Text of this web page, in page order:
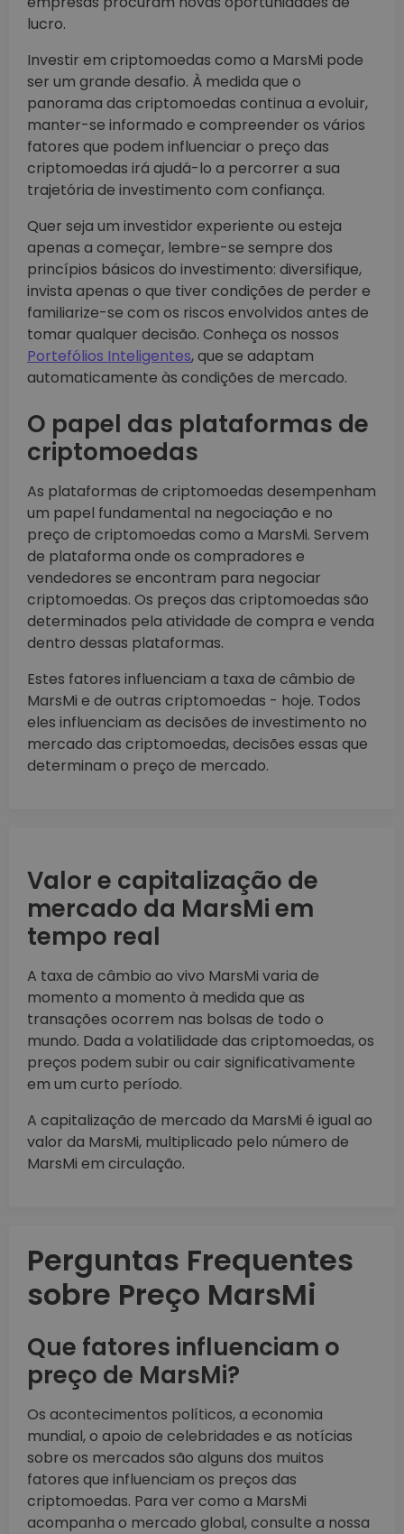
lucro.
Investir em criptomoedas como a MarsMi pode
ser um grande desafio. À medida que o
panorama das criptomoedas continua a evoluir,
manter-se informado e compreender os vários
fatores que podem influenciar o preço das
criptomoedas irá ajudá-lo a percorrer a sua
trajetória de investimento com confiança.
Quer seja um investidor experiente ou esteja
apenas a começar, lembre-se sempre dos
princípios básicos do investimento: diversifique,
invista apenas o que tiver condições de perder e
familiarize-se com os riscos envolvidos antes de
tomar qualquer decisão. Conheça os nossos
Portefólios Inteligentes, que se adaptam
automaticamente às condições de mercado.
O papel das plataformas de
criptomoedas
As plataformas de criptomoedas desempenham
um papel fundamental na negociação e no
preço de criptomoedas como a MarsMi. Servem
de plataforma onde os compradores e
vendedores se encontram para negociar
criptomoedas. Os preços das criptomoedas são
determinados pela atividade de compra e venda
dentro dessas plataformas.
Estes fatores influenciam a taxa de câmbio de
MarsMi e de outras criptomoedas - hoje. Todos
eles influenciam as decisões de investimento no
mercado das criptomoedas, decisões essas que
determinam o preço de mercado.
Valor e capitalização de
mercado da MarsMi em
tempo real
A taxa de câmbio ao vivo MarsMi varia de
momento a momento à medida que as
transações ocorrem nas bolsas de todo o
mundo. Dada a volatilidade das criptomoedas, os
preços podem subir ou cair significativamente
em um curto período.
A capitalização de mercado da MarsMi é igual ao
valor da MarsMi, multiplicado pelo número de
MarsMi em circulação.
Perguntas Frequentes
sobre Preço MarsMi
Que fatores influenciam o
preço de MarsMi?
Os acontecimentos políticos, a economia
mundial, o apoio de celebridades e as notícias
sobre os mercados são alguns dos muitos
fatores que influenciam os preços das
criptomoedas. Para ver como a MarsMi
acompanha o mercado global, consulte a nossa